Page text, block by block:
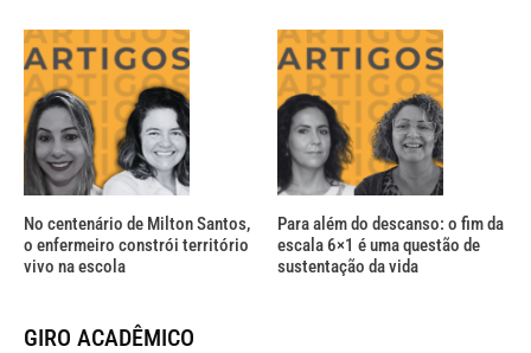
No centenário de Milton Santos,
o enfermeiro constrói território
vivo na escola
Para além do descanso: o fim da
escala 6×1 é uma questão de
sustentação da vida
GIRO ACADÊMICO